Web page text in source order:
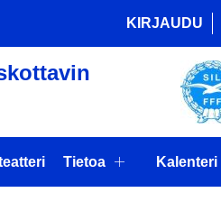
KIRJAUDU
Tietoa Kalenteri